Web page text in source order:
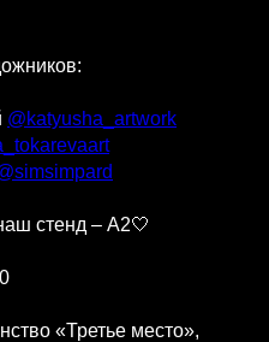
@katyusha_artwork
стенд – А2🤍
«Третье место»,